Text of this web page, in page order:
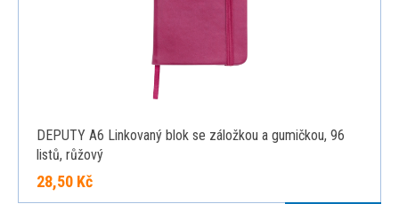
DEPUTY A6 Linkovaný blok se záložkou a gumičkou, 96
listů, růžový
28,50 Kč